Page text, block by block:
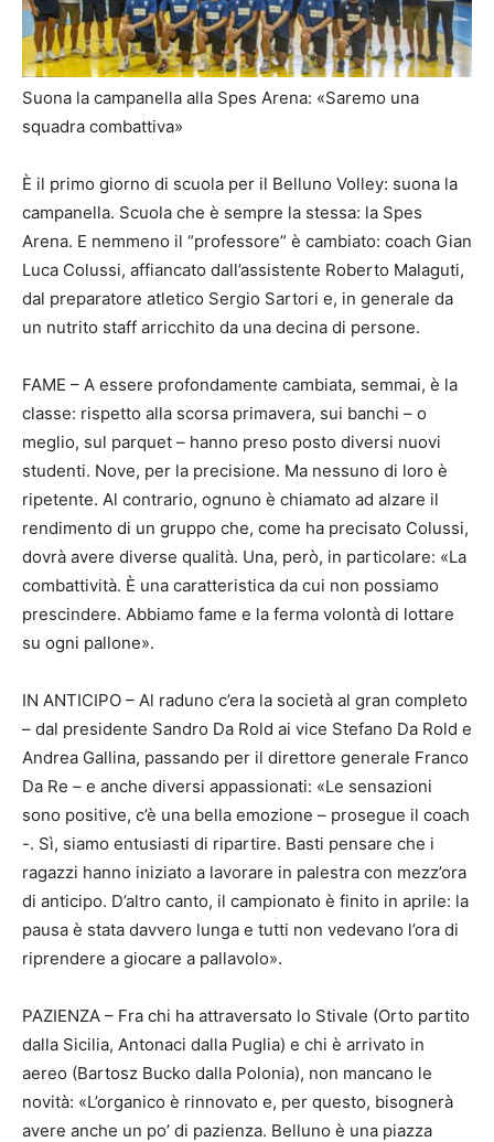
Suona la campanella alla Spes Arena: «Saremo una
squadra combattiva»
È il primo giorno di scuola per il Belluno Volley: suona la
campanella. Scuola che è sempre la stessa: la Spes
Arena. E nemmeno il “professore” è cambiato: coach Gian
Luca Colussi, affiancato dall’assistente Roberto Malaguti,
dal preparatore atletico Sergio Sartori e, in generale da
un nutrito staff arricchito da una decina di persone.
FAME – A essere profondamente cambiata, semmai, è la
classe: rispetto alla scorsa primavera, sui banchi – o
meglio, sul parquet – hanno preso posto diversi nuovi
studenti. Nove, per la precisione. Ma nessuno di loro è
ripetente. Al contrario, ognuno è chiamato ad alzare il
rendimento di un gruppo che, come ha precisato Colussi,
dovrà avere diverse qualità. Una, però, in particolare: «La
combattività. È una caratteristica da cui non possiamo
prescindere. Abbiamo fame e la ferma volontà di lottare
su ogni pallone».
IN ANTICIPO – Al raduno c’era la società al gran completo
– dal presidente Sandro Da Rold ai vice Stefano Da Rold e
Andrea Gallina, passando per il direttore generale Franco
Da Re – e anche diversi appassionati: «Le sensazioni
sono positive, c’è una bella emozione – prosegue il coach
-. Sì, siamo entusiasti di ripartire. Basti pensare che i
ragazzi hanno iniziato a lavorare in palestra con mezz’ora
di anticipo. D’altro canto, il campionato è finito in aprile: la
pausa è stata davvero lunga e tutti non vedevano l’ora di
riprendere a giocare a pallavolo».
PAZIENZA – Fra chi ha attraversato lo Stivale (Orto partito
dalla Sicilia, Antonaci dalla Puglia) e chi è arrivato in
aereo (Bartosz Bucko dalla Polonia), non mancano le
novità: «L’organico è rinnovato e, per questo, bisognerà
avere anche un po’ di pazienza. Belluno è una piazza